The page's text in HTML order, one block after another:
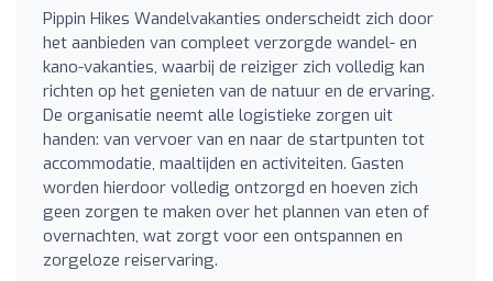
Pippin Hikes Wandelvakanties onderscheidt zich door
het aanbieden van compleet verzorgde wandel- en
kano-vakanties, waarbij de reiziger zich volledig kan
richten op het genieten van de natuur en de ervaring.
De organisatie neemt alle logistieke zorgen uit
handen: van vervoer van en naar de startpunten tot
accommodatie, maaltijden en activiteiten. Gasten
worden hierdoor volledig ontzorgd en hoeven zich
geen zorgen te maken over het plannen van eten of
overnachten, wat zorgt voor een ontspannen en
zorgeloze reiservaring.